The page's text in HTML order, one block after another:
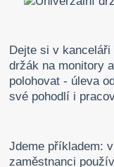
Dejte si v kanceláři
držák na monitory
polohovat - úleva
své pohodlí i
Jdeme příkladem:
zaměstnanci